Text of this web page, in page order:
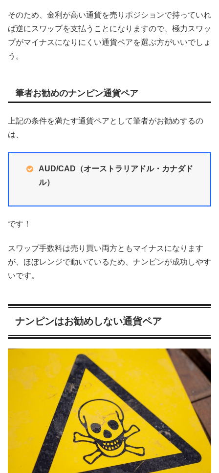
そのため、金利が高い通貨を売りポジションで持っていれ
ば逆にスワップを支払うことになりますので、極力スワッ
プがマイナスになりにくい通貨ペアを選ぶ方がいいでしょ
う。
筆者お勧めのナンピン通貨ペア
上記の条件を満たす通貨ペアとして筆者がお勧めするの
は、
AUD/CAD（オーストラリアドル・カナダド
ル）
です！
スワップ手数料は売り買い両方ともマイナスになります
が、ほぼレンジで動いているため、ナンピンが成功しやす
いです。
ナンピンはお勧めしない通貨ペア